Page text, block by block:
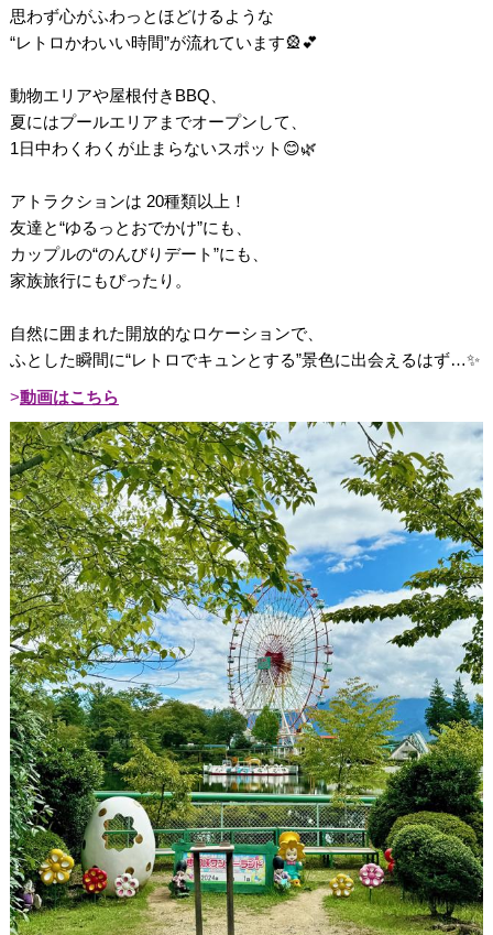
思わず心がふわっとほどけるような
“レトロかわいい時間”が流れています🎡💕
動物エリアや屋根付きBBQ、
夏にはプールエリアまでオープンして、
1日中わくわくが止まらないスポット😊🌿
アトラクションは 20種類以上！
友達と“ゆるっとおでかけ”にも、
カップルの“のんびりデート”にも、
家族旅行にもぴったり。
自然に囲まれた開放的なロケーションで、
ふとした瞬間に“レトロでキュンとする”景色に出会えるはず…✨
動画はこちら